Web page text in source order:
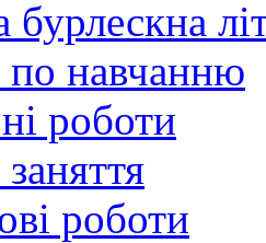
бурлескна
по навчанню
роботи
роботи